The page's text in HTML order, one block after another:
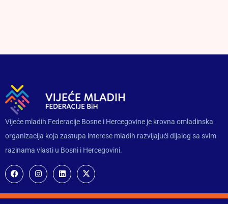
Vijeće mladih Federacije Bosne i Hercegovine je krovna omladinska
organizacija koja zastupa interese mladih razvijajući dijalog sa svim
razinama vlasti u Bosni i Hercegovini.